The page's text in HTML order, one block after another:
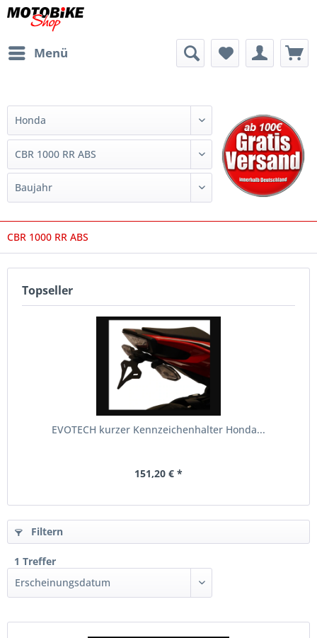
Menü
CBR 1000 RR ABS
Topseller
EVOTECH kurzer Kennzeichenhalter Honda...
151,20 € *
Filtern
1 Treffer